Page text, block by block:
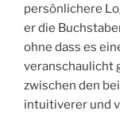
persönlichere
er die
ohne dass es
veranschaulicht
zwischen den
intuitiverer und